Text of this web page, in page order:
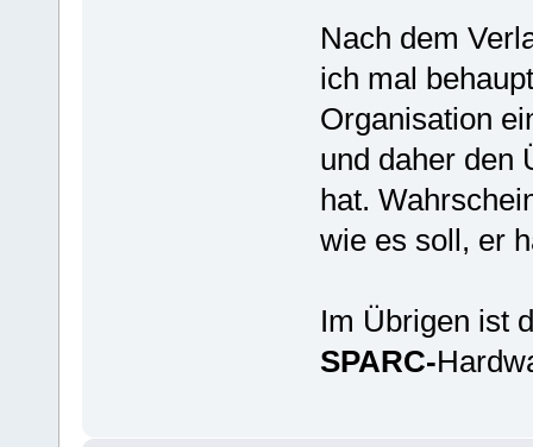
Nach dem
ich mal
Organisation
und daher den
hat.
wie es soll, er
Im Übrigen ist
SPARC-